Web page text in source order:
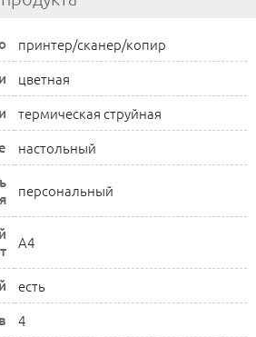
принтер/сканер/копир
цветная
термическая струйная
настольный
персональный
A4
есть
4